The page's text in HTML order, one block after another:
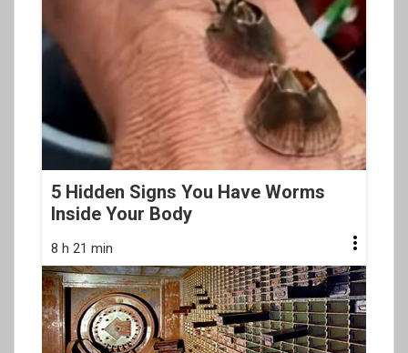
5 Hidden Signs You Have Worms
Inside Your Body
8 h 21 min